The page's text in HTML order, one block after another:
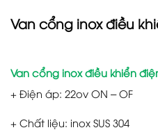
Van cổng inox điều
Van cổng inox điều khiển
+ Điện áp: 22ov ON – OF
+ Chất liệu: inox SUS 304